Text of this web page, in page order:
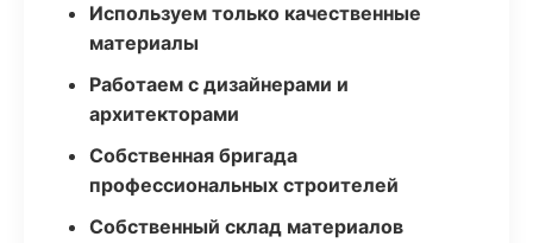
Используем только качественные
материалы
Работаем с дизайнерами и
архитекторами
Собственная бригада
профессиональных строителей
Собственный склад материалов